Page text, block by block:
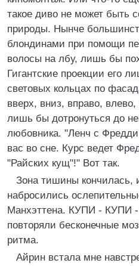
такое диво не может быть
природы. Нынче
блондинами при помощи
волосы на лбу, лишь бы
Гигантские проекции его
световых кольцах по
вверх, вниз, вправо,
лишь бы дотронуться до
любовника. "Ленч с
вас во сне. Курс ведет
"Райских кущ"!" Вот так.
Зона тишины кончилась,
набросились
Манхэттена. КУПИ - КУПИ
повторяли бесконечные
ритма.
Айрин встала мне